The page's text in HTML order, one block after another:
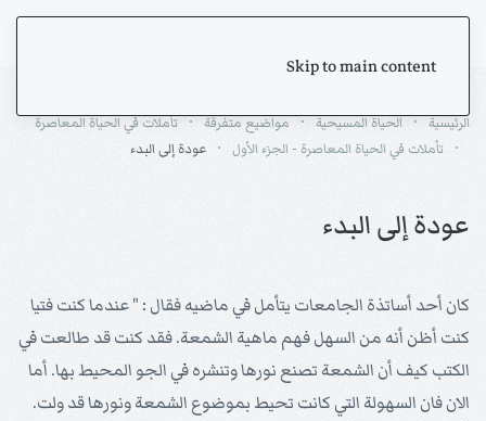
Skip to main content
الرئيسية الحياة المسيحية مواضيع متفرقة
تأملات في الحياة المعاصرة
تأملات في الحياة المعاصرة - الجزء الأول
عودة إلى البدء
عودة إلى البدء
كان أحد أساتذة الجامعات يتأمل في ماضيه فقال : " عندما كنت فتيا
كنت أظن أنه من السهل فهم ماهية الشمعة. فقد كنت قد طالعت في
الكتب كيف أن الشمعة تصنع نورها وتنشره في الجو المحيط بها. أما
الان فان السهولة التي كانت تحيط بموضوع الشمعة ونورها قد ولت.